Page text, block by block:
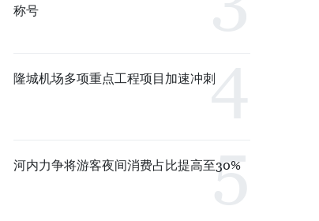
称号
隆城机场多项重点工程项目加速冲刺
河内力争将游客夜间消费占比提高至30%